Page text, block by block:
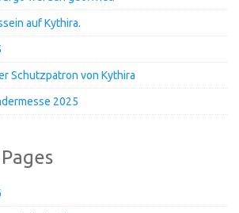
auf Kythira.
Schutzpatron von Kythira
2025